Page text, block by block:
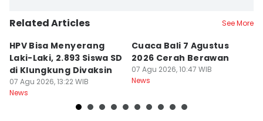
Related Articles See More
HPV Bisa Menyerang
Laki-Laki, 2.893 Siswa SD
di Klungkung Divaksin
07 Agu 2026, 13:22 WIB
News
Cuaca Bali 7 Agustus
2026 Cerah Berawan
07 Agu 2026, 10:47 WIB
News